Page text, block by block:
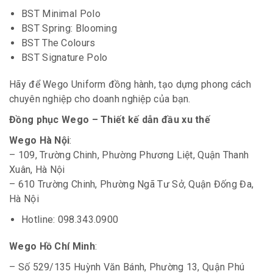
BST Minimal Polo
BST Spring: Blooming
BST The Colours
BST Signature Polo
Hãy để Wego Uniform đồng hành, tạo dựng phong cách
chuyên nghiệp cho doanh nghiệp của bạn.
Đồng phục Wego – Thiết kế dẫn đầu xu thế
Wego Hà Nội:
– 109, Trường Chinh, Phường Phương Liệt, Quận Thanh
Xuân, Hà Nội
– 610 Trường Chinh, Phường Ngã Tư Sở, Quận Đống Đa,
Hà Nội
Hotline: 098.343.0900
Wego Hồ Chí Minh:
– Số 529/135 Huỳnh Văn Bánh, Phường 13, Quận Phú